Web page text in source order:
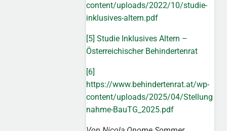
content/uploads/2022/10/studie-
inklusives-altern.pdf
[5] Studie Inklusives Altern –
Österreichischer Behindertenrat
[6]
https://www.behindertenrat.at/wp-
content/uploads/2025/04/Stellung
nahme-BauTG_2025.pdf